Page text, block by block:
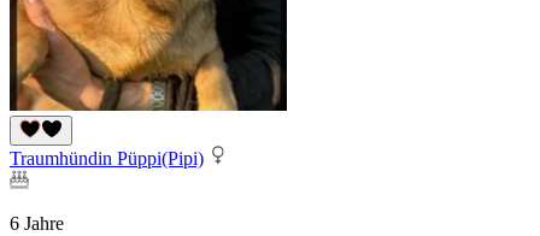
Traumhündin Püppi(Pipi)
6 Jahre